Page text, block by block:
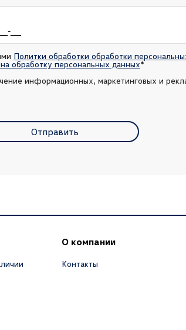
Политки обработки обработки
обработку персональных данных*
информационных, маркетинговых и
Отправить
О компании
Контакты